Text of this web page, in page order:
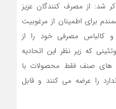
شد: از مصرف کنندگان عزیز
برای اطمینان از مرغوبیت
مصرفی خود را از
که زیر نظر این اتحادیه
های صنف فقط محصولات با
را عرضه می کنند و قابل